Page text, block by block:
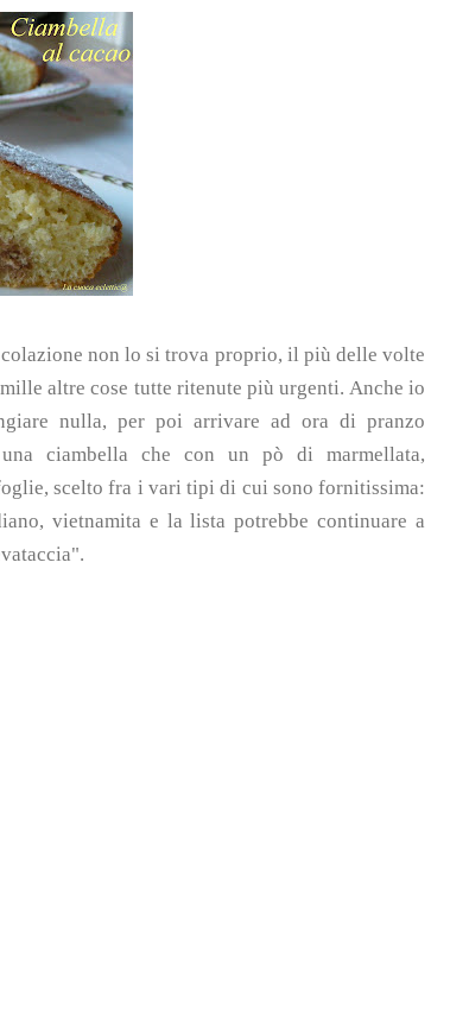
colazione non lo si trova proprio, il più delle volte
altre cose tutte ritenute più urgenti. Anche io
nulla, per poi arrivare ad ora di pranzo
ciambella che con un pò di marmellata,
scelto fra i vari tipi di cui sono fornitissima:
vietnamita e la lista potrebbe continuare a